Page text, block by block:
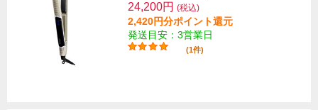
24,200円 (税込)
2,420円分ポイント還元
発送目安：3営業日
(1件)